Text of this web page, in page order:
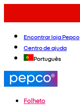
Encontrar loja Pepco
Centro de ajuda
Português
Folheto